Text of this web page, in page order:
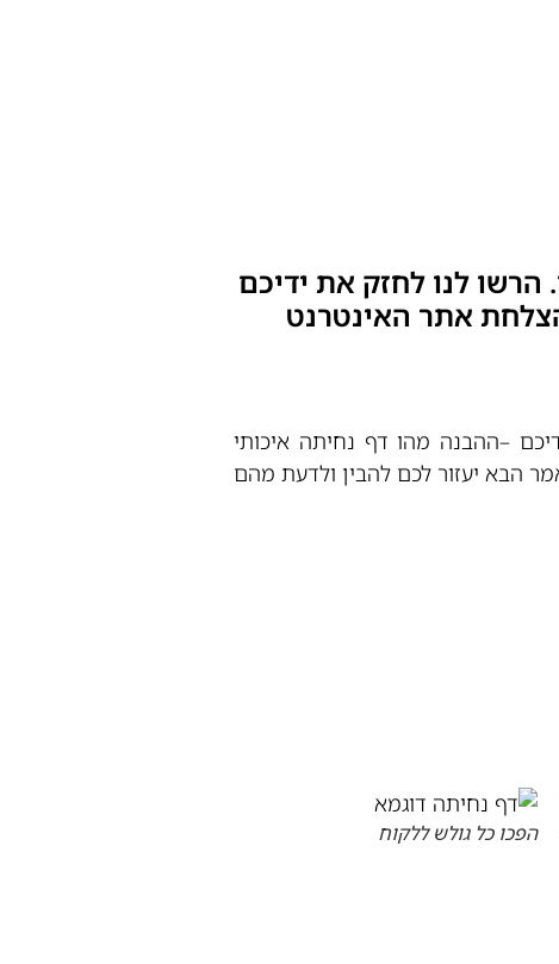
לנו לחזק את ידיכם
אתר האינטרנט
–ההבנה מהו דף נחיתה איכותי
הבא יעזור לכם להבין ולדעת מהם
הפכו כל גולש ללקוח